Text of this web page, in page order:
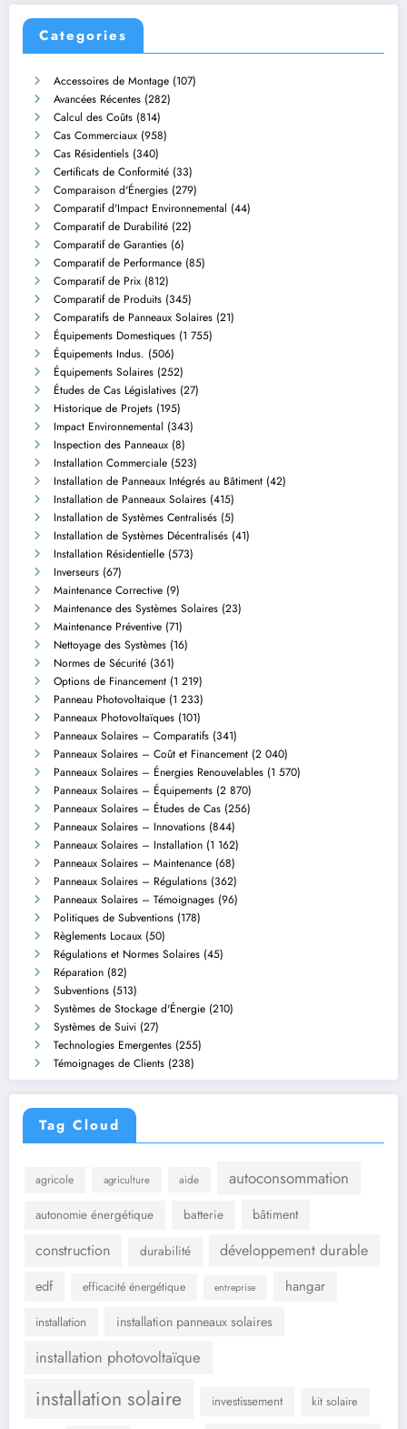
Categories
Accessoires de Montage (107)
Avancées Récentes (282)
Calcul des Coûts (814)
Cas Commerciaux (958)
Cas Résidentiels (340)
Certificats de Conformité (33)
Comparaison d'Énergies (279)
Comparatif d'Impact Environnemental (44)
Comparatif de Durabilité (22)
Comparatif de Garanties (6)
Comparatif de Performance (85)
Comparatif de Prix (812)
Comparatif de Produits (345)
Comparatifs de Panneaux Solaires (21)
Équipements Domestiques (1 755)
Équipements Indus. (506)
Équipements Solaires (252)
Études de Cas Législatives (27)
Historique de Projets (195)
Impact Environnemental (343)
Inspection des Panneaux (8)
Installation Commerciale (523)
Installation de Panneaux Intégrés au Bâtiment (42)
Installation de Panneaux Solaires (415)
Installation de Systèmes Centralisés (5)
Installation de Systèmes Décentralisés (41)
Installation Résidentielle (573)
Inverseurs (67)
Maintenance Corrective (9)
Maintenance des Systèmes Solaires (23)
Maintenance Préventive (71)
Nettoyage des Systèmes (16)
Normes de Sécurité (361)
Options de Financement (1 219)
Panneau Photovoltaique (1 233)
Panneaux Photovoltaïques (101)
Panneaux Solaires – Comparatifs (341)
Panneaux Solaires – Coût et Financement (2 040)
Panneaux Solaires – Énergies Renouvelables (1 570)
Panneaux Solaires – Équipements (2 870)
Panneaux Solaires – Études de Cas (256)
Panneaux Solaires – Innovations (844)
Panneaux Solaires – Installation (1 162)
Panneaux Solaires – Maintenance (68)
Panneaux Solaires – Régulations (362)
Panneaux Solaires – Témoignages (96)
Politiques de Subventions (178)
Règlements Locaux (50)
Régulations et Normes Solaires (45)
Réparation (82)
Subventions (513)
Systèmes de Stockage d'Énergie (210)
Systèmes de Suivi (27)
Technologies Emergentes (255)
Témoignages de Clients (238)
Tag Cloud
agricole agriculture aide autoconsommation
autonomie énergétique batterie bâtiment
construction durabilité développement durable
edf efficacité énergétique entreprise hangar
installation installation panneaux solaires
installation photovoltaïque
installation solaire investissement kit solaire